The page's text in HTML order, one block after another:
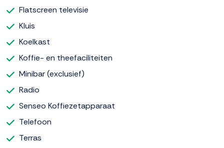
Flatscreen televisie
Kluis
Koelkast
Koffie- en theefaciliteiten
Minibar (exclusief)
Radio
Senseo Koffiezetapparaat
Telefoon
Terras